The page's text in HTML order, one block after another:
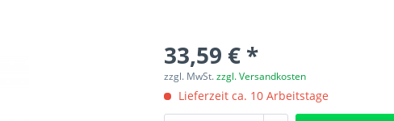
33,59 € *
zzgl. MwSt.zzgl. Versandkosten
Lieferzeit ca. 10 Arbeitstage